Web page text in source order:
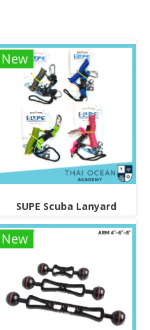
New
SUPE Scuba Lanyard
New